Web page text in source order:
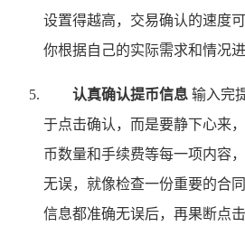
设置得越高，交易确认的速度
你根据自己的实际需求和情况进
认真确认提币信息 输入完
于点击确认，而是要静下心来
币数量和手续费等每一项内容
无误，就像检查一份重要的合
信息都准确无误后，再果断点